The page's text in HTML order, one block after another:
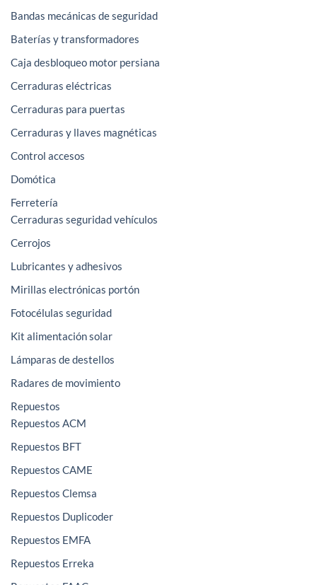
Bandas mecánicas de seguridad
Baterías y transformadores
Caja desbloqueo motor persiana
Cerraduras eléctricas
Cerraduras para puertas
Cerraduras y llaves magnéticas
Control accesos
Domótica
Ferretería
Cerraduras seguridad vehículos
Cerrojos
Lubricantes y adhesivos
Mirillas electrónicas portón
Fotocélulas seguridad
Kit alimentación solar
Lámparas de destellos
Radares de movimiento
Repuestos
Repuestos ACM
Repuestos BFT
Repuestos CAME
Repuestos Clemsa
Repuestos Duplicoder
Repuestos EMFA
Repuestos Erreka